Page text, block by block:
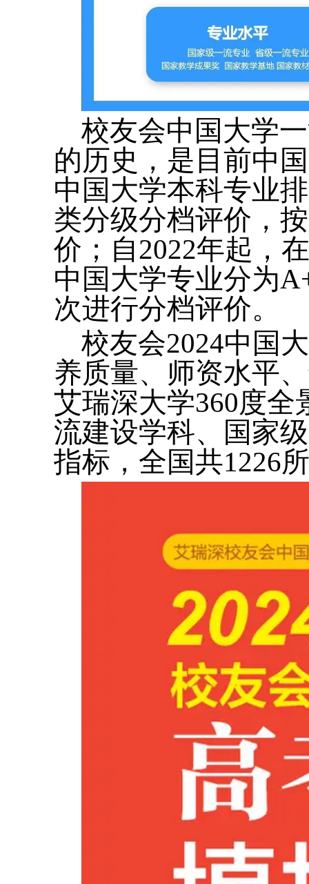
校友会中国大学
的历史，是目前中
中国大学本科专业
类分级分档评价，
价；自2022年起，
中国大学专业分为
次进行分档评价。
校友会2024中国
养质量、师资水平
艾瑞深大学360度
流建设学科、国家
指标，全国共1226